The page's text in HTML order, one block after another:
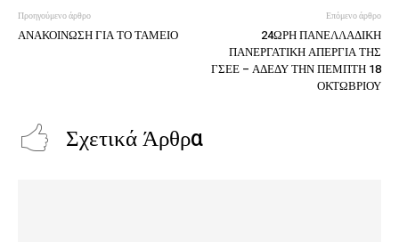
Προηγούμενο άρθρο
ΑΝΑΚΟΙΝΩΣΗ ΓΙΑ ΤΟ ΤΑΜΕΙΟ
Επόμενο άρθρο
24ΩΡΗ ΠΑΝΕΛΛΑΔΙΚΗ
ΠΑΝΕΡΓΑΤΙΚΗ ΑΠΕΡΓΙΑ ΤΗΣ
ΓΣΕΕ – ΑΔΕΔΥ ΤΗΝ ΠΕΜΠΤΗ 18
ΟΚΤΩΒΡΙΟΥ
Σχετικά Άρθρα